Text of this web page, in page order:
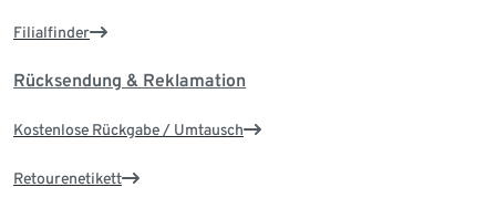
Filialfinder
Rücksendung & Reklamation
Kostenlose Rückgabe / Umtausch
Retourenetikett